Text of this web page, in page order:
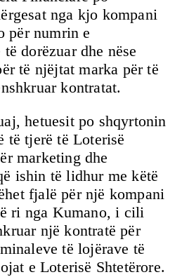
nga kjo kompani
për numrin e
dorëzuar dhe nëse
të njëjtat marka për të
kontratat.
hetuesit po shqyrtonin
të tjerë të Loterisë
marketing dhe
ishin të lidhur me këtë
fjalë për një kompani
ri nga Kumano, i cili
një kontratë për
të lojërave të
e Loterisë Shtetërore.